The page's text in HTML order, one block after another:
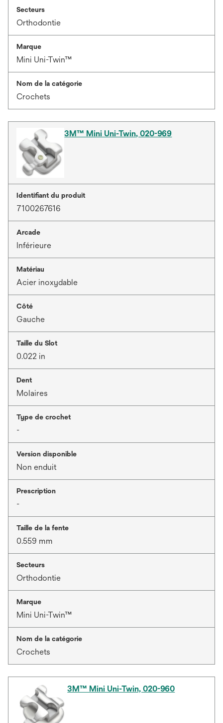
Secteurs
Orthodontie
Marque
Mini Uni-Twin™
Nom de la catégorie
Crochets
3M™ Mini Uni-Twin, 020-969
Identifiant du produit
7100267616
Arcade
Inférieure
Matériau
Acier inoxydable
Côté
Gauche
Taille du Slot
0.022 in
Dent
Molaires
Type de crochet
-
Version disponible
Non enduit
Prescription
-
Taille de la fente
0.559 mm
Secteurs
Orthodontie
Marque
Mini Uni-Twin™
Nom de la catégorie
Crochets
3M™ Mini Uni-Twin, 020-960